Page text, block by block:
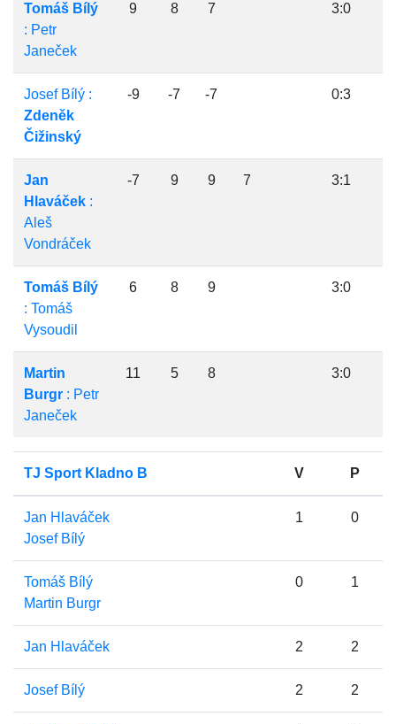
Tomáš Bílý
: Petr
Janeček
9 8 7 3:0
Josef Bílý :
Zdeněk
Čižinský
-9 -7 -7 0:3
Jan
Hlaváček :
Aleš
Vondráček
-7 9 9 7 3:1
Tomáš Bílý
: Tomáš
Vysoudil
6 8 9 3:0
Martin
Burgr : Petr
Janeček
11 5 8 3:0
TJ Sport Kladno B V P
Jan Hlaváček
Josef Bílý
1 0
Tomáš Bílý
Martin Burgr
0 1
Jan Hlaváček 2 2
Josef Bílý 2 2